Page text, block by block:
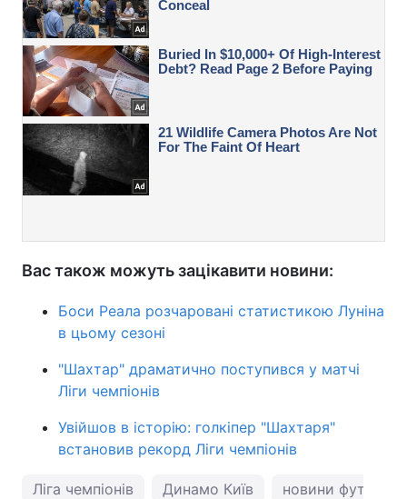
Вас також можуть зацікавити новини:
Боси Реала розчаровані статистикою Луніна
в цьому сезоні
"Шахтар" драматично поступився у матчі
Ліги чемпіонів
Увійшов в історію: голкіпер "Шахтаря"
встановив рекорд Ліги чемпіонів
Ліга чемпіонів Динамо Київ новини футболу